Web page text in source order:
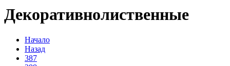
Декоративнолиственные
Начало
Назад
387